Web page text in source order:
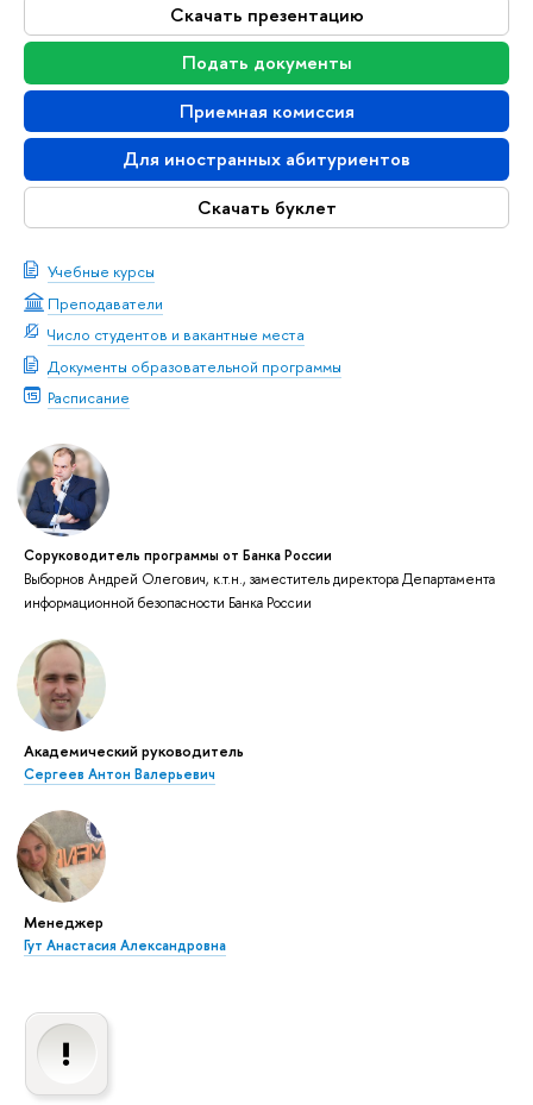
Скачать презентацию
Подать документы
Приемная комиссия
Для иностранных абитуриентов
Скачать буклет
Учебные курсы
Преподаватели
Число студентов и вакантные места
Документы образовательной программы
Расписание
Соруководитель программы от Банка России
Выборнов Андрей Олегович, к.т.н., заместитель директора Департамента
информационной безопасности Банка России
Академический руководитель
Сергеев Антон Валерьевич
Менеджер
Гут Анастасия Александровна